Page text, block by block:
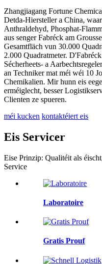
Zhangjiagang Fortune
Detda-Hiersteller a China,
Anthraldehyd, Phosphat-
aus senger Fabréck am
Gesamtfläch vun 30.000
2.000 Quadratmeter.
Sécherheets- a
an Techniker mat méi wéi 10
Chemikalien. Mir hunn eis
erméiglecht, besser
Clienten ze spueren.
méi kucken kontaktéiert eis
Eis Servicer
Eise Prinzip: Qualitéit als
Service
Laboratoire
Gratis Prouf